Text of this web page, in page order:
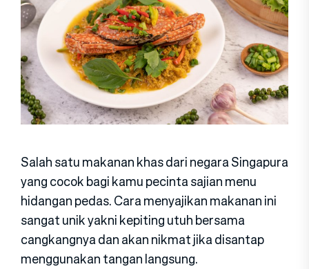
Salah satu makanan khas dari negara Singapura
yang cocok bagi kamu pecinta sajian menu
hidangan pedas. Cara menyajikan makanan ini
sangat unik yakni kepiting utuh bersama
cangkangnya dan akan nikmat jika disantap
menggunakan tangan langsung.